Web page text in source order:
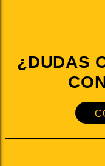
¿DUDAS